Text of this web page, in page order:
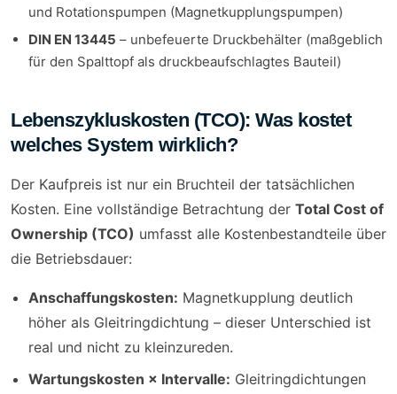
und Rotationspumpen (Magnetkupplungspumpen)
DIN EN 13445 – unbefeuerte Druckbehälter (maßgeblich
für den Spalttopf als druckbeaufschlagtes Bauteil)
Lebenszykluskosten (TCO): Was kostet
welches System wirklich?
Der Kaufpreis ist nur ein Bruchteil der tatsächlichen
Kosten. Eine vollständige Betrachtung der Total Cost of
Ownership (TCO) umfasst alle Kostenbestandteile über
die Betriebsdauer:
Anschaffungskosten: Magnetkupplung deutlich
höher als Gleitringdichtung – dieser Unterschied ist
real und nicht zu kleinzureden.
Wartungskosten × Intervalle: Gleitringdichtungen